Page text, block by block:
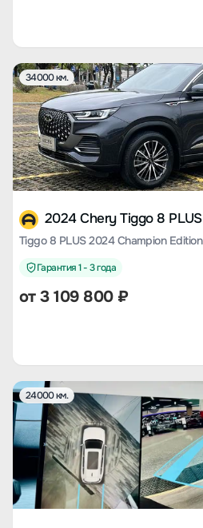
34000 км.
2024 Chery Tiggo 8 PLUS
Гарантия 1 - 3 года
от3 109 800₽
24000 км.